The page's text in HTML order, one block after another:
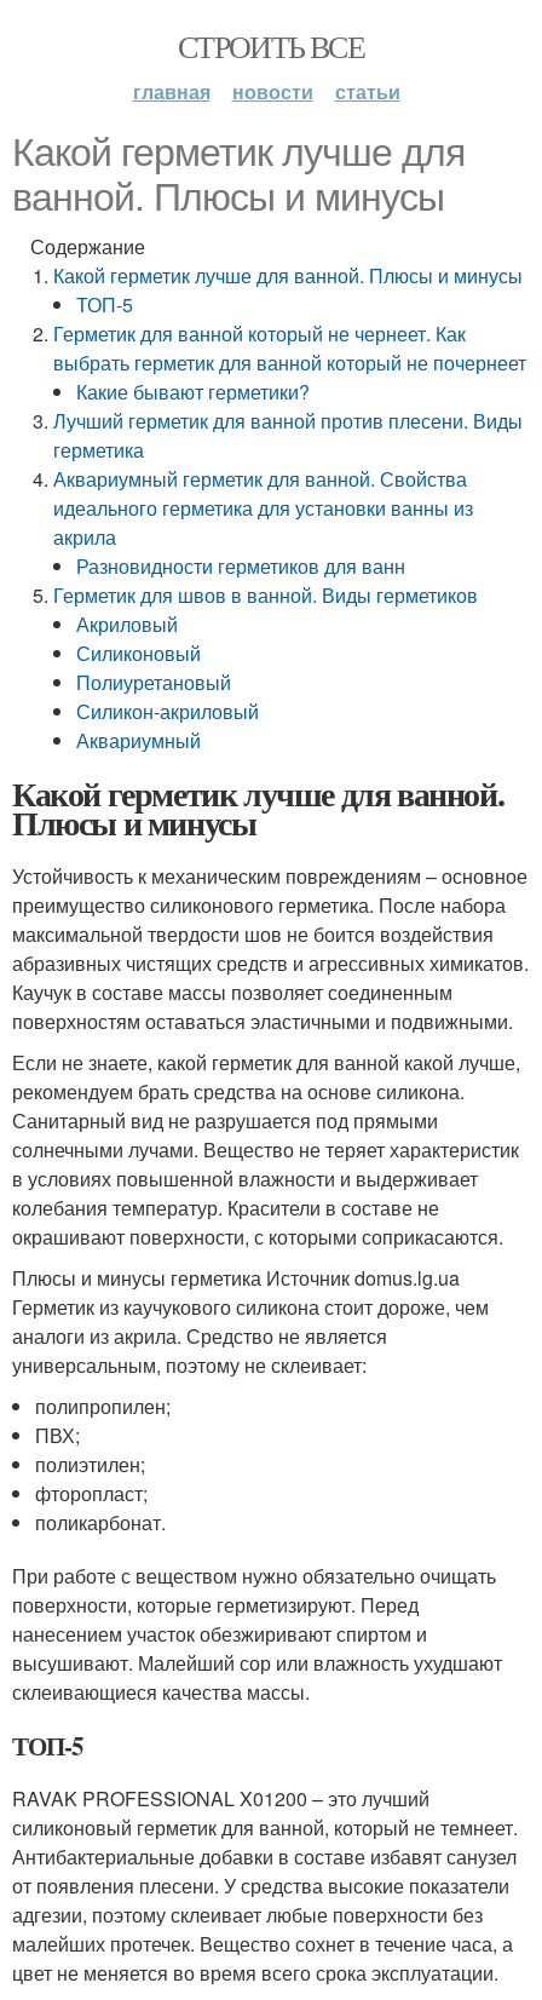
СТРОИТЬ ВСЕ
главная новости статьи
Какой герметик лучше для
ванной. Плюсы и минусы
Содержание
Какой герметик лучше для ванной. Плюсы и минусы
ТОП-5
Герметик для ванной который не чернеет. Как
выбрать герметик для ванной который не почернеет
Какие бывают герметики?
Лучший герметик для ванной против плесени. Виды
герметика
Аквариумный герметик для ванной. Свойства
идеального герметика для установки ванны из
акрила
Разновидности герметиков для ванн
Герметик для швов в ванной. Виды герметиков
Акриловый
Силиконовый
Полиуретановый
Силикон-акриловый
Аквариумный
Какой герметик лучше для ванной.
Плюсы и минусы
Устойчивость к механическим повреждениям – основное
преимущество силиконового герметика. После набора
максимальной твердости шов не боится воздействия
абразивных чистящих средств и агрессивных химикатов.
Каучук в составе массы позволяет соединенным
поверхностям оставаться эластичными и подвижными.
Если не знаете, какой герметик для ванной какой лучше,
рекомендуем брать средства на основе силикона.
Санитарный вид не разрушается под прямыми
солнечными лучами. Вещество не теряет характеристик
в условиях повышенной влажности и выдерживает
колебания температур. Красители в составе не
окрашивают поверхности, с которыми соприкасаются.
Плюсы и минусы герметика Источник domus.lg.ua
Герметик из каучукового силикона стоит дороже, чем
аналоги из акрила. Средство не является
универсальным, поэтому не склеивает:
полипропилен;
ПВХ;
полиэтилен;
фторопласт;
поликарбонат.
При работе с веществом нужно обязательно очищать
поверхности, которые герметизируют. Перед
нанесением участок обезжиривают спиртом и
высушивают. Малейший сор или влажность ухудшают
склеивающиеся качества массы.
ТОП-5
RAVAK PROFESSIONAL X01200 – это лучший
силиконовый герметик для ванной, который не темнеет.
Антибактериальные добавки в составе избавят санузел
от появления плесени. У средства высокие показатели
адгезии, поэтому склеивает любые поверхности без
малейших протечек. Вещество сохнет в течение часа, а
цвет не меняется во время всего срока эксплуатации.